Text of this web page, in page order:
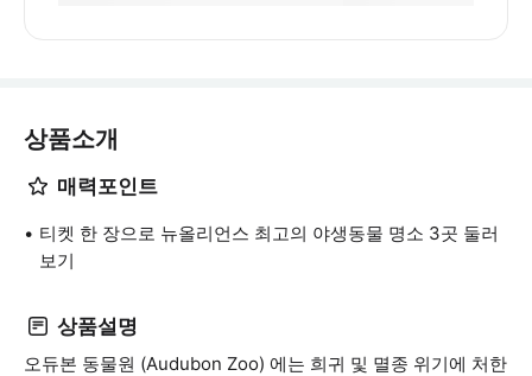
상품소개
매력포인트
티켓 한 장으로 뉴올리언스 최고의 야생동물 명소 3곳 둘러
보기
상품설명
오듀본 동물원 (Audubon Zoo) 에는 희귀 및 멸종 위기에 처한